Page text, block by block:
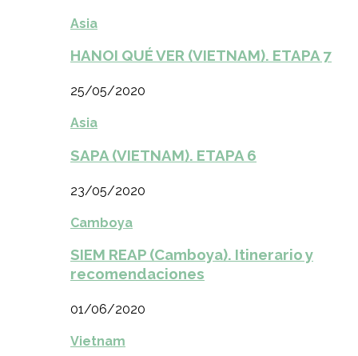
Asia
HANOI QUÉ VER (VIETNAM). ETAPA 7
25/05/2020
Asia
SAPA (VIETNAM). ETAPA 6
23/05/2020
Camboya
SIEM REAP (Camboya). Itinerario y
recomendaciones
01/06/2020
Vietnam